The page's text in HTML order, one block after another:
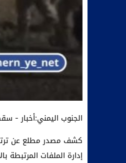
الجنوب اليمني:أخبار -
كشف مصدر مطلع عن
إدارة الملفات المرتبطة